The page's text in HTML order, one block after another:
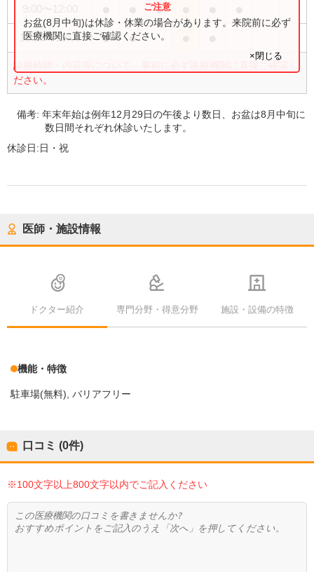
●
16:30〜19:00 ● ●
診療時間・内容等について、事前に必ず医療機関に直接ご確認く
ださい。
お盆(8月中旬)は休診・休業の場合があります。来院前に必ず
医療機関に直接ご確認ください。
×閉じる
備考:年末年始は例年12月29日の午後より数日、お盆は8月中旬に
数日間それぞれ休診いたします。
休診日:日・祝
医師・施設情報
ドクター紹介 専門分野・得意分野 施設・設備の特徴
機能・特徴
駐車場(無料) バリアフリー
口コミ (0件)
※100文字以上800文字以内でご記入ください